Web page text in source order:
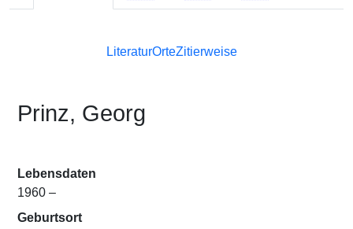
LiteraturOrteZitierweise
Prinz, Georg
Lebensdaten
1960 –
Geburtsort